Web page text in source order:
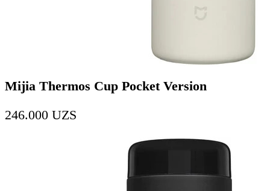
Mijia Thermos Cup Pocket Version
246.000 UZS